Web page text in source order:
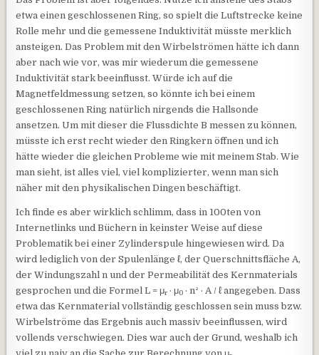
etwa einen geschlossenen Ring, so spielt die Luftstrecke keine
Rolle mehr und die gemessene Induktivität müsste merklich
ansteigen. Das Problem mit den Wirbelströmen hätte ich dann
aber nach wie vor, was mir wiederum die gemessene
Induktivität stark beeinflusst. Würde ich auf die
Magnetfeldmessung setzen, so könnte ich bei einem
geschlossenen Ring natürlich nirgends die Hallsonde
ansetzen. Um mit dieser die Flussdichte B messen zu können,
müsste ich erst recht wieder den Ringkern öffnen und ich
hätte wieder die gleichen Probleme wie mit meinem Stab. Wie
man sieht, ist alles viel, viel komplizierter, wenn man sich
näher mit den physikalischen Dingen beschäftigt.
Ich finde es aber wirklich schlimm, dass in 100ten von
Internetlinks und Büchern in keinster Weise auf diese
Problematik bei einer Zylinderspule hingewiesen wird. Da
wird lediglich von der Spulenlänge ℓ, der Querschnittsfläche A,
der Windungszahl n und der Permeabilität des Kernmaterials
gesprochen und die Formel L = μr · μ0 · n² · A / ℓ angegeben. Dass
etwa das Kernmaterial vollständig geschlossen sein muss bzw.
Wirbelströme das Ergebnis auch massiv beeinflussen, wird
vollends verschwiegen. Dies war auch der Grund, weshalb ich
viel zu naiv an die Sache zur Berechnung von μ